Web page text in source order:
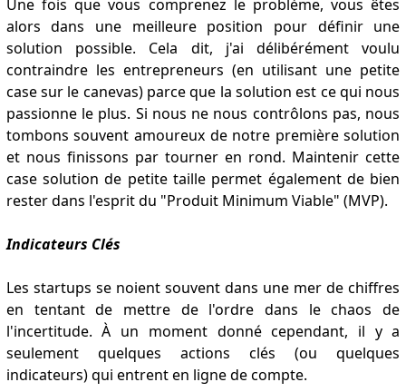
Une fois que vous comprenez le problème, vous êtes
alors dans une meilleure position pour définir une
solution possible. Cela dit, j'ai délibérément voulu
contraindre les entrepreneurs (en utilisant une petite
case sur le canevas) parce que la solution est ce qui nous
passionne le plus. Si nous ne nous contrôlons pas, nous
tombons souvent amoureux de notre première solution
et nous finissons par tourner en rond. Maintenir cette
case solution de petite taille permet également de bien
rester dans l'esprit du "Produit Minimum Viable" (MVP).
Indicateurs Clés
Les startups se noient souvent dans une mer de chiffres
en tentant de mettre de l'ordre dans le chaos de
l'incertitude. À un moment donné cependant, il y a
seulement quelques actions clés (ou quelques
indicateurs) qui entrent en ligne de compte.